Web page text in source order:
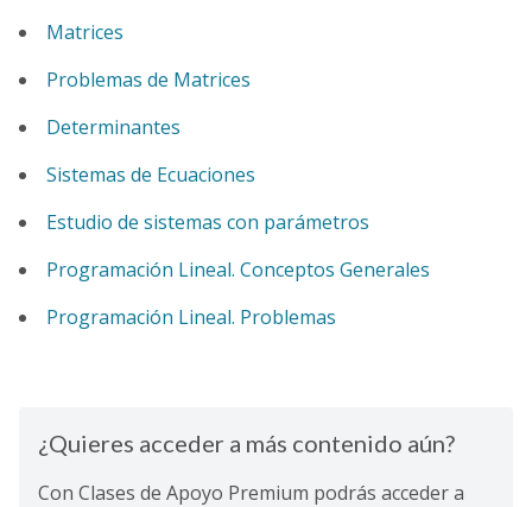
Matrices
Problemas de Matrices
Determinantes
Sistemas de Ecuaciones
Estudio de sistemas con parámetros
Programación Lineal. Conceptos Generales
Programación Lineal. Problemas
¿Quieres acceder a más contenido aún?
Con Clases de Apoyo Premium podrás acceder a